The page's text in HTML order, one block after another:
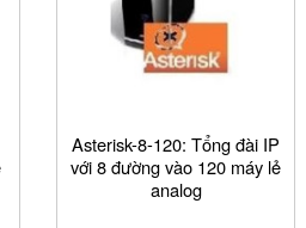
Asterisk-8-120: Tổng đài IP
với 8 đường vào 120 máy lẻ
analog